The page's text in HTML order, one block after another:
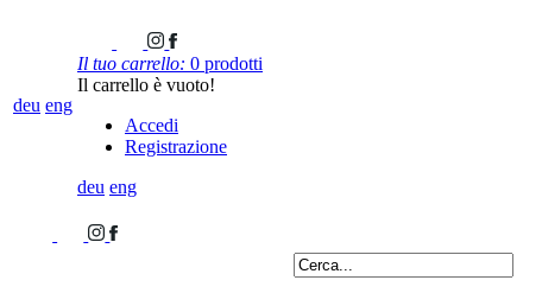
deu eng
Il tuo carrello: 0 prodotti
Il carrello è vuoto!
Accedi
Registrazione
deu eng